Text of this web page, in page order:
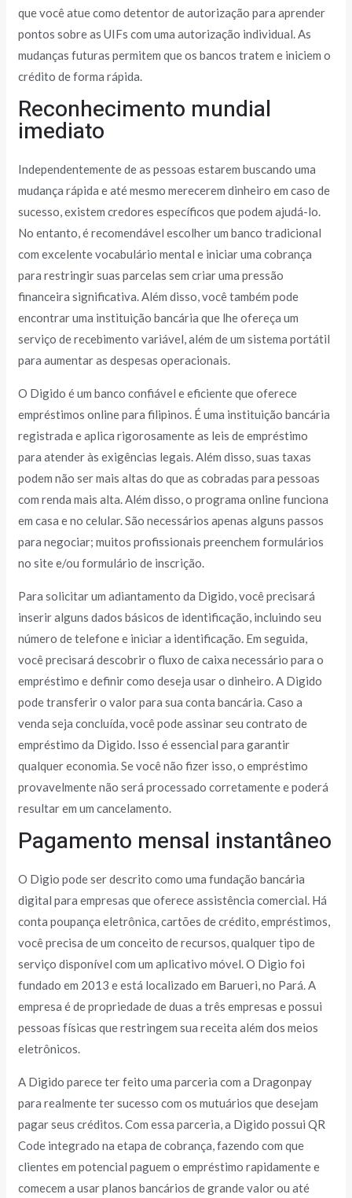
que você atue como detentor de autorização para aprender
pontos sobre as UIFs com uma autorização individual. As
mudanças futuras permitem que os bancos tratem e iniciem o
crédito de forma rápida.
Reconhecimento mundial
imediato
Independentemente de as pessoas estarem buscando uma
mudança rápida e até mesmo merecerem dinheiro em caso de
sucesso, existem credores específicos que podem ajudá-lo.
No entanto, é recomendável escolher um banco tradicional
com excelente vocabulário mental e iniciar uma cobrança
para restringir suas parcelas sem criar uma pressão
financeira significativa. Além disso, você também pode
encontrar uma instituição bancária que lhe ofereça um
serviço de recebimento variável, além de um sistema portátil
para aumentar as despesas operacionais.
O Digido é um banco confiável e eficiente que oferece
empréstimos online para filipinos. É uma instituição bancária
registrada e aplica rigorosamente as leis de empréstimo
para atender às exigências legais. Além disso, suas taxas
podem não ser mais altas do que as cobradas para pessoas
com renda mais alta. Além disso, o programa online funciona
em casa e no celular. São necessários apenas alguns passos
para negociar; muitos profissionais preenchem formulários
no site e/ou formulário de inscrição.
Para solicitar um adiantamento da Digido, você precisará
inserir alguns dados básicos de identificação, incluindo seu
número de telefone e iniciar a identificação. Em seguida,
você precisará descobrir o fluxo de caixa necessário para o
empréstimo e definir como deseja usar o dinheiro. A Digido
pode transferir o valor para sua conta bancária. Caso a
venda seja concluída, você pode assinar seu contrato de
empréstimo da Digido. Isso é essencial para garantir
qualquer economia. Se você não fizer isso, o empréstimo
provavelmente não será processado corretamente e poderá
resultar em um cancelamento.
Pagamento mensal instantâneo
O Digio pode ser descrito como uma fundação bancária
digital para empresas que oferece assistência comercial. Há
conta poupança eletrônica, cartões de crédito, empréstimos,
você precisa de um conceito de recursos, qualquer tipo de
serviço disponível com um aplicativo móvel. O Digio foi
fundado em 2013 e está localizado em Barueri, no Pará. A
empresa é de propriedade de duas a três empresas e possui
pessoas físicas que restringem sua receita além dos meios
eletrônicos.
A Digido parece ter feito uma parceria com a Dragonpay
para realmente ter sucesso com os mutuários que desejam
pagar seus créditos. Com essa parceria, a Digido possui QR
Code integrado na etapa de cobrança, fazendo com que
clientes em potencial paguem o empréstimo rapidamente e
comecem a usar planos bancários de grande valor ou até